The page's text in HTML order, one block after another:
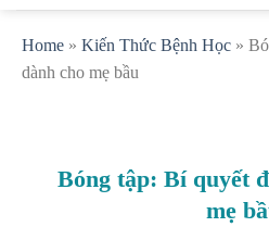
Home » Kiến Thức Bệnh Học »
dành cho mẹ bầu
Bóng tập: Bí quyết
mẹ